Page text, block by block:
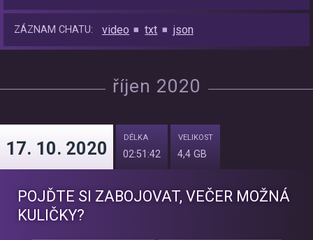
ZÁZNAM CHATU: video txt json
říjen 2020
17. 10. 2020
DÉLKA
02:51:42
VELIKOST
4,4 GB
POJĎTE SI ZABOJOVAT, VEČER MOŽNÁ
KULIČKY?